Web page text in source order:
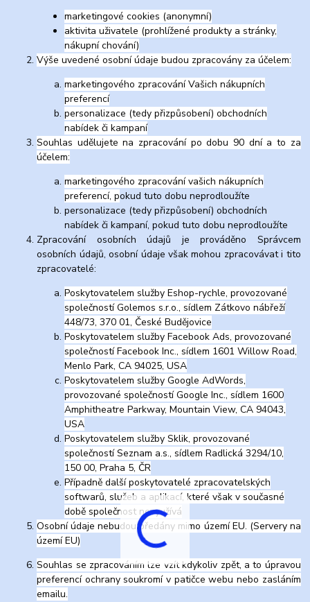
marketingové cookies (anonymní)
aktivita uživatele (prohlížené produkty a stránky,
nákupní chování)
Výše uvedené osobní údaje budou zpracovány za účelem:
marketingového zpracování Vašich nákupních
preferencí
personalizace (tedy přizpůsobení) obchodních
nabídek či kampaní
Souhlas udělujete na zpracování po dobu 90 dní a to za
účelem:
marketingového zpracování vašich nákupních
preferencí, pokud tuto dobu neprodloužíte
personalizace (tedy přizpůsobení) obchodních
nabídek či kampaní, pokud tuto dobu neprodloužíte
Zpracování osobních údajů je prováděno Správcem
osobních údajů, osobní údaje však mohou zpracovávat i tito
zpracovatelé:
Poskytovatelem služby Eshop-rychle, provozované
společností Golemos s.r.o., sídlem Zátkovo nábřeží
448/73, 370 01, České Budějovice
Poskytovatelem služby Facebook Ads, provozované
společností Facebook Inc., sídlem 1601 Willow Road,
Menlo Park, CA 94025, USA
Poskytovatelem služby Google AdWords,
provozované společností Google Inc., sídlem 1600
Amphitheatre Parkway, Mountain View, CA 94043,
USA
Poskytovatelem služby Sklik, provozované
společností Seznam a.s., sídlem Radlická 3294/10,
150 00, Praha 5, ČR
Případně další poskytovatelé zpracovatelských
softwarů, služeb a aplikací, které však v současné
době společnost nevyužívá
Osobní údaje nebudou předány mimo území EU. (Servery na
území EU)
Souhlas se zpracováním lze vzít kdykoliv zpět, a to úpravou
preferencí ochrany soukromí v patičce webu nebo zasláním
emailu.